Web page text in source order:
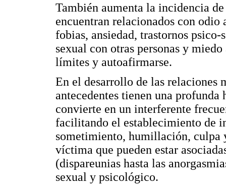
También aumenta la incidencia
encuentran relacionados con odio
fobias, ansiedad, trastornos
sexual con otras personas y
límites y autoafirmarse.
En el desarrollo de las relaciones
antecedentes tienen una
convierte en un interferente
facilitando el establecimiento de
sometimiento, humillación, culpa
víctima que pueden estar
(dispareunias hasta las
sexual y psicológico.